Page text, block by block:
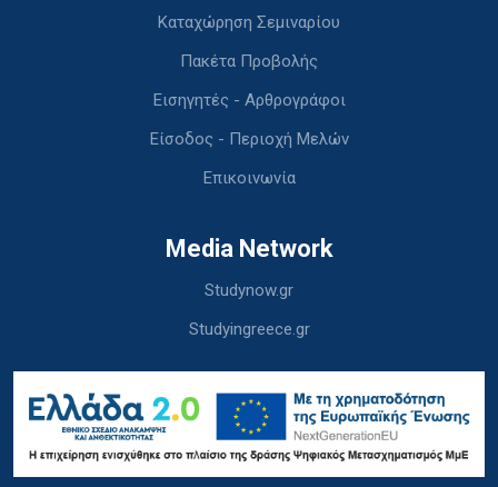
Καταχώρηση Σεμιναρίου
Πακέτα Προβολής
Εισηγητές - Αρθρογράφοι
Είσοδος - Περιοχή Μελών
Επικοινωνία
Media Network
Studynow.gr
Studyingreece.gr